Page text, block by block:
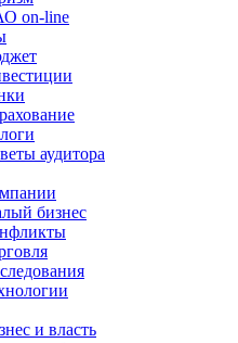
on-line
аудитора
бизнес
и власть